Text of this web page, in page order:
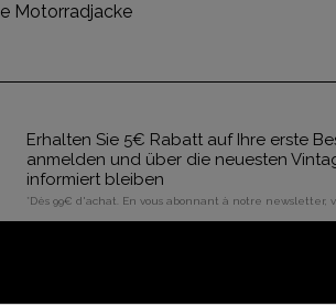
Motorradjacke
Erhalten Sie 5€ Rabatt auf Ihre erste
anmelden und über die neuesten
informiert bleiben
*Dès 99€ d'achat. En vous abonnant à notre